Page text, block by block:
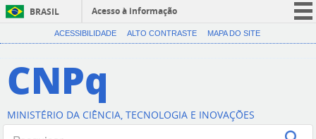
BRASIL
Acesso à informação
CORONAVÍRUS (COVID-19)
Canais
ACESSIBILIDADE ALTO CONTRASTE MAPA DO SITE
CNPq
MINISTÉRIO DA CIÊNCIA, TECNOLOGIA E INOVAÇÕES